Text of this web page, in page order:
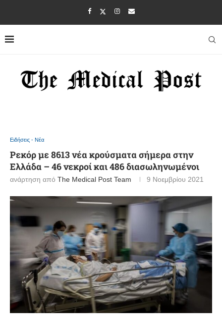
Ειδήσεις - Νέα
Ρεκόρ με 8613 νέα κρούσματα σήμερα στην
Ελλάδα – 46 νεκροί και 486 διασωληνωμένοι
ανάρτηση από The Medical Post Team 9 Νοεμβρίου 2021